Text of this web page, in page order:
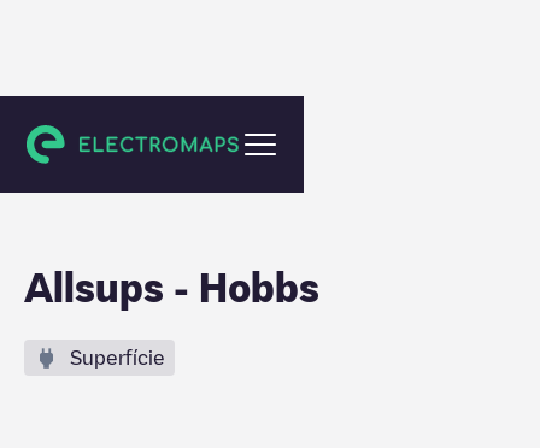
Hobbs
Allsups - Hobbs
Superfície